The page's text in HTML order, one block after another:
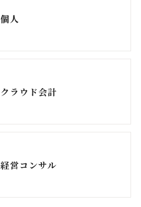
個人
クラウド会計
経営コンサル